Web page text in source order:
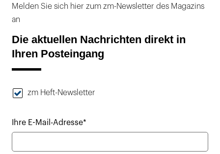
Melden Sie sich hier zum zm-Newsletter des Magazins
an
Die aktuellen Nachrichten direkt in
Ihren Posteingang
zm Heft-Newsletter
Ihre E-Mail-Adresse*